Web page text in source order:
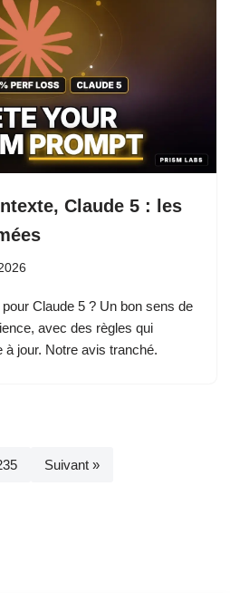
Claude 5 : les
Claude 5 ? Un bon sens de
avec des règles qui
jour. Notre avis tranché.
Suivant »